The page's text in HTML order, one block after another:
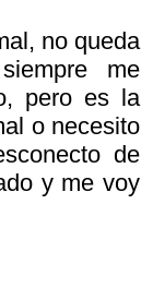
no queda
me
pero es la
o necesito
de
y me voy